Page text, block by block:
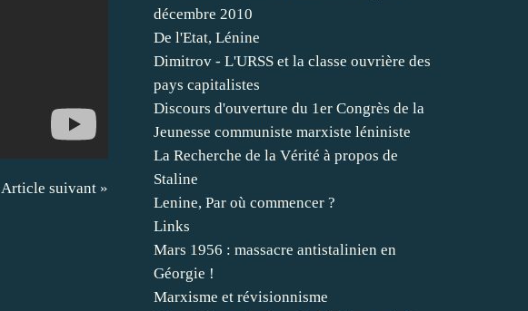
Article suivant »
décembre 2010
De l'Etat, Lénine
Dimitrov - L'URSS et la classe ouvrière des
pays capitalistes
Discours d'ouverture du 1er Congrès de la
Jeunesse communiste marxiste léniniste
La Recherche de la Vérité à propos de
Staline
Lenine, Par où commencer ?
Links
Mars 1956 : massacre antistalinien en
Géorgie !
Marxisme et révisionnisme